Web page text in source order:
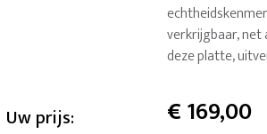
verkrijgbaar, net
deze platte,
Uw prijs: €169,00